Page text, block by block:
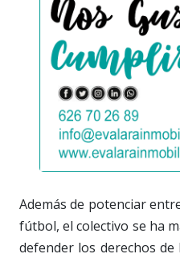
Además de potenciar
fútbol, el colectivo se ha
defender los derechos